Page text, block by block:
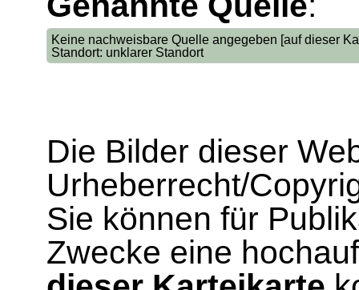
Keine nachweisbare Quelle angegeben [auf dieser
Standort: unklarer Standort
Die Bilder dieser
Urheberrecht/
Sie können für
Zwecke eine